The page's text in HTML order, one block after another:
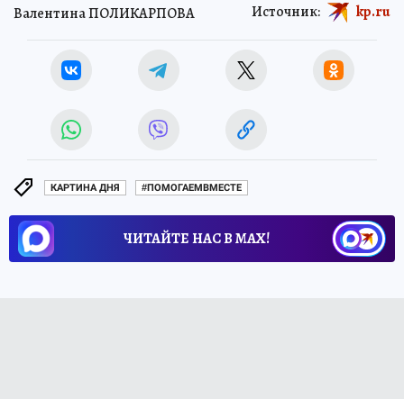
Валентина ПОЛИКАРПОВА Источник: kp.ru
КАРТИНА ДНЯ #ПОМОГАЕМВМЕСТЕ
ЧИТАЙТЕ НАС В МАХ!